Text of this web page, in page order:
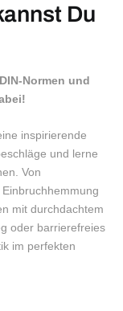
Du
Normen und
inspirierende
und lerne
Von
mit durchdachtem
oder barrierefreies
im perfekten